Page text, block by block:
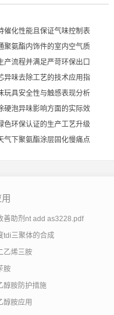
催化性能且保证气味控制表
聚氨酯内饰件的室内空气质
产流程并满足严苛环保出口
异味去除工艺的技术应用指
玩具安全性与触感表现分析
硬泡异味影响方面的实际效
色环保认证的生产工艺升级
气下聚氨酯涂层固化慢痛点
善助剂nt add as3228.pdf
tdi三聚体的合成
乙烯三胺
胺
醇胺防护措施
醇胺应用